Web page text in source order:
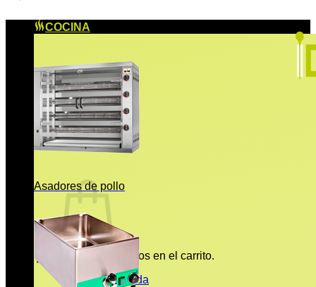
No hay productos en el carrito.
Volver a la tienda
COCINA
Asadores de pollo